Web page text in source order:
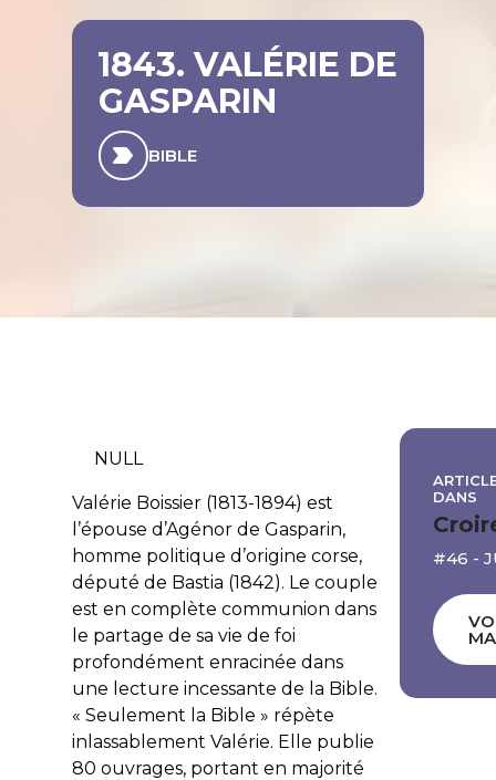
1843. VALÉRIE DE
GASPARIN
BIBLE
NULL
Valérie Boissier (1813-1894) est
l’épouse d’Agénor de Gasparin,
homme politique d’origine corse,
député de Bastia (1842). Le couple
est en complète communion dans
le partage de sa vie de foi
profondément enracinée dans
une lecture incessante de la Bible.
« Seulement la Bible » répète
inlassablement Valérie. Elle publie
80 ouvrages, portant en majorité
DANS
#46 -